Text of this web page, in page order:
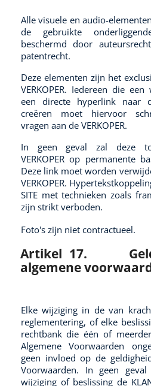
Alle visuele en audio-
de gebruikte
beschermd door
patentrecht.
Deze elementen zijn het
VERKOPER. Iedereen die
een directe hyperlink naar
creëren moet hiervoor
vragen aan de VERKOPER.
In geen geval zal deze
VERKOPER op permanente
Deze link moet worden
VERKOPER.
SITE met technieken zoals
zijn strikt verboden.
Foto's zijn niet contractueel.
Artikel 17.
algemene
Elke wijziging in de van
reglementering, of elke
rechtbank die één of
Algemene Voorwaarden
geen invloed op de
Voorwaarden. In geen geval
wijziging of beslissing de